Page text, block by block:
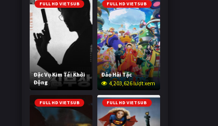
FULL HD VIETSUB
Đặc Vụ Kim Tái Khởi
Động
594,873 lượt xem
FULL HD VIETSUB
Đảo Hải Tặc
4,203,626 lượt xem
FULL HD VIETSUB FULL HD VIETSUB